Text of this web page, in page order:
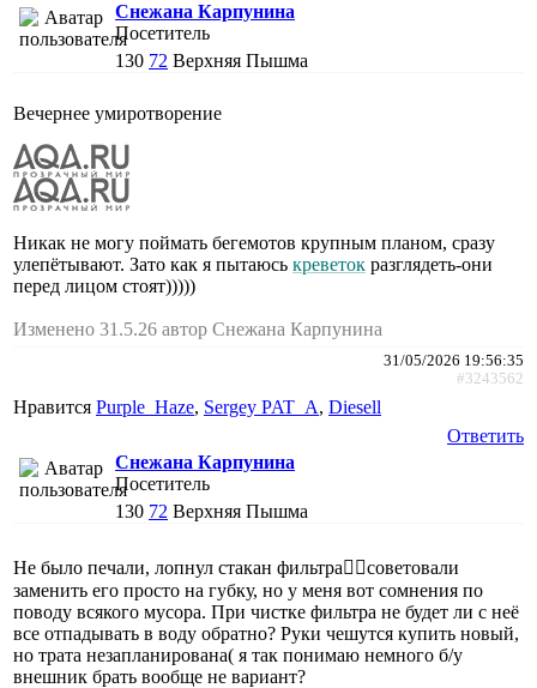
Снежана Карпунина
Посетитель
130 72 Верхняя Пышма
Вечернее умиротворение
Никак не могу поймать бегемотов крупным планом, сразу
улепётывают. Зато как я пытаюсь креветок разглядеть-они
перед лицом стоят)))))
Изменено 31.5.26 автор Снежана Карпунина
31/05/2026 19:56:35
#3243562
Нравится Purple_Haze, Sergey PAT_A, Diesell
Ответить
Снежана Карпунина
Посетитель
130 72 Верхняя Пышма
Не было печали, лопнул стакан фильтра🤦‍♀️советовали
заменить его просто на губку, но у меня вот сомнения по
поводу всякого мусора. При чистке фильтра не будет ли с неё
все отпадывать в воду обратно? Руки чешутся купить новый,
но трата незапланирована( я так понимаю немного б/у
внешник брать вообще не вариант?